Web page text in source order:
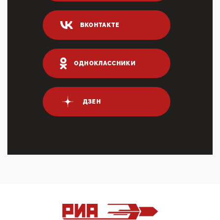
04:47, 10 Апреля 2026
ИНН для переводов по СБП это первый шаг из
логических двухЗаполнение ИНН при любых
переводах по ...
03:35, 10 Апреля 2026
Суммарное вознаграждение менеджменту в 15
крупных банках по итогам 2025 года превысило 63
03:01, 10 Апреля 2026
Террорист и убийца Буданов вальяжно сообщил,
что союзники просили Киев не наносить удары по
входМошенники активно пользуются аккаунтами на
Госуслугах уме...
ВКОНТАКТЕ
ОДНОКЛАССНИКИ
ДЗЕН